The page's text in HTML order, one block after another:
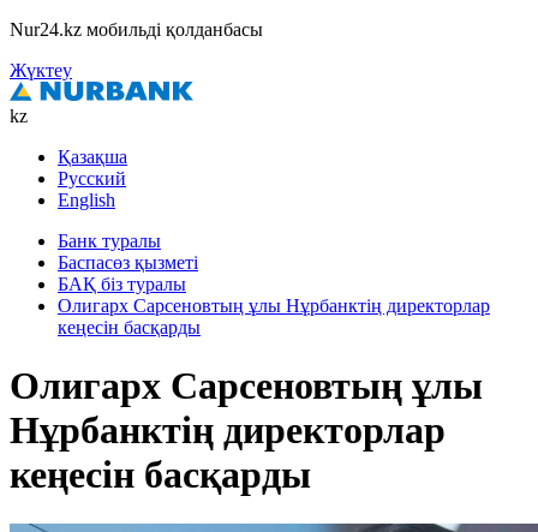
Nur24.kz мобильді қолданбасы
Жүктеу
kz
Қазақша
Русский
English
Банк туралы
Баспасөз қызметі
БАҚ біз туралы
Олигарх Сарсеновтың ұлы Нұрбанктің директорлар
кеңесін басқарды
Олигарх Сарсеновтың ұлы
Нұрбанктің директорлар
кеңесін басқарды